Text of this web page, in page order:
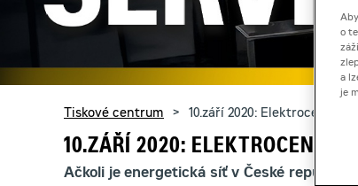
You are here:
Tiskové centrum 10.září 2020:
10.ZÁŘÍ 2020:
Ačkoli je energetická síť v České
o
a
je